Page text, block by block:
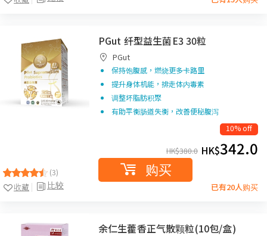
(3)
比较
收藏
PGut 纤型益生菌E3 30粒
PGut
保持饱腹感，燃烧更多卡路里
提升身体机能，排走体内毒素
调整坏脂肪积聚
有助平衡肠道失衡，改善便秘腹泻
10% off
HK$380.0 HK$342.0
购买
已有20人购买
余仁生藿香正气散颗粒(10包/盒)